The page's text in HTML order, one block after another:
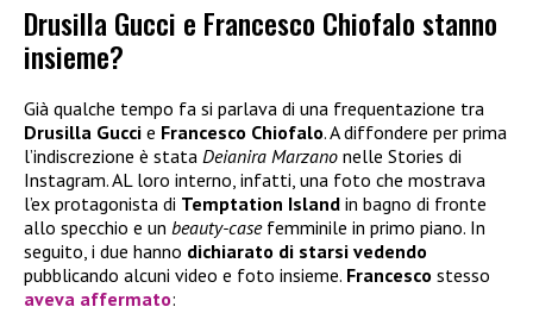
Drusilla Gucci e Francesco Chiofalo stanno
insieme?
Già qualche tempo fa si parlava di una frequentazione tra
Drusilla Gucci e Francesco Chiofalo. A diffondere per prima
l’indiscrezione è stata Deianira Marzano nelle Stories di
Instagram. AL loro interno, infatti, una foto che mostrava
l’ex protagonista di Temptation Island in bagno di fronte
allo specchio e un beauty-casefemminile in primo piano. In
seguito, i due hanno dichiarato di starsi vedendo
pubblicando alcuni video e foto insieme. Francesco stesso
aveva affermato: